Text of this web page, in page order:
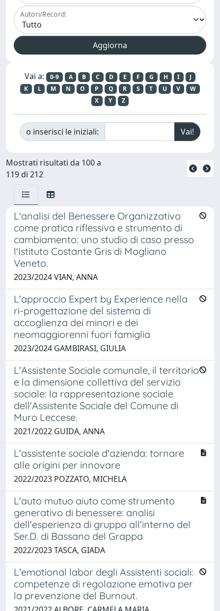
Autori/Record:
Vai a: 0-9 A B C D E F G H I
J
K
L M N O P Q R S T U V
W
X
Y Z
o inserisci le iniziali:
Mostrati risultati da 100 a
119 di 212
L'analisi del Benessere Organizzativo
come pratica riflessiva e strumento di
cambiamento: uno studio di caso presso
l'Istituto Costante Gris di Mogliano
Veneto.
2023/2024 VIAN, ANNA
L'approccio Expert by Experience nella
ri-progettazione del sistema di
accoglienza dei minori e dei
neomaggiorenni fuori famiglia
2023/2024 GAMBIRASI, GIULIA
L'Assistente Sociale comunale, il territorio
e la dimensione collettiva del servizio
sociale: la rappresentazione sociale
dell'Assistente Sociale del Comune di
Muro Leccese.
2021/2022 GUIDA, ANNA
L'assistente sociale d'azienda: tornare
alle origini per innovare
2022/2023 POZZATO, MICHELA
L'auto mutuo aiuto come strumento
generativo di benessere: analisi
dell'esperienza di gruppo all'interno del
Ser.D. di Bassano del Grappa
2022/2023 TASCA, GIADA
L'emotional labor degli Assistenti sociali:
competenze di regolazione emotiva per
la prevenzione del Burnout.